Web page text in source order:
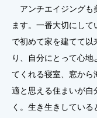
アンチエイジングも
ます。一番大切にし
で初めて家を建てて以
り、自分にとって心
てくれる寝室、窓から
適と思える住まいが自
く。生き生きしている